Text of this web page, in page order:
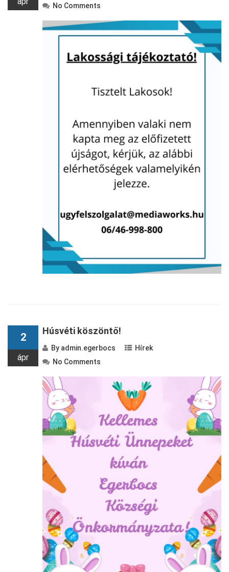
No Comments
2
ápr
Húsvéti köszöntő!
By admin.egerbocs
Hírek
No Comments